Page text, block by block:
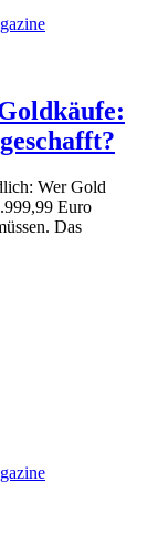
Wer Gold
Euro
Das